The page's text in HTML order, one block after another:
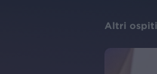
Altri ospiti